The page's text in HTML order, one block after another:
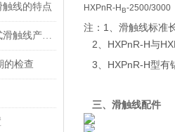
触线的特点
HXPnR-H-250/400单极组合式滑触线产品介绍
的检查
HXPnR-H B-2500/3000
注：1、滑触线标准
2、HXPnR-H与
3、HXPnR-H型有
三、滑触线配件